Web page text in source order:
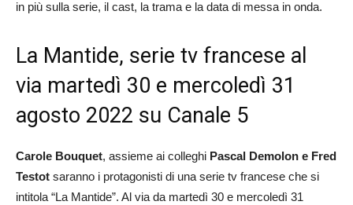
in più sulla serie, il cast, la trama e la data di messa in onda.
La Mantide, serie tv francese al
via martedì 30 e mercoledì 31
agosto 2022 su Canale 5
Carole Bouquet, assieme ai colleghi Pascal Demolon e Fred
Testot saranno i protagonisti di una serie tv francese che si
intitola “La Mantide”. Al via da martedì 30 e mercoledì 31